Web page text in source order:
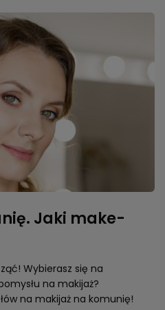
Jaki make-
Wybierasz się na
na makijaż?
na makijaż na komunię!